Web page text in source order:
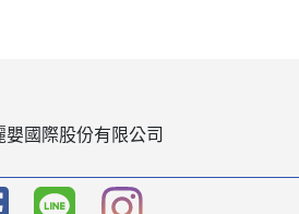
嬰國際股份有限公司